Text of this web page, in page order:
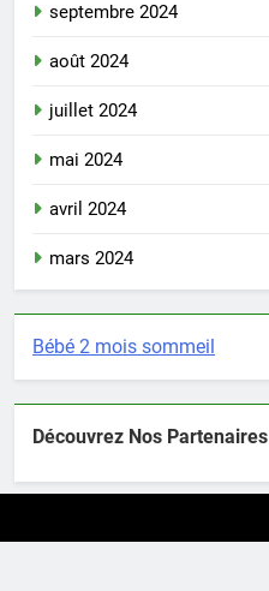
septembre 2024
août 2024
juillet 2024
mai 2024
avril 2024
mars 2024
Bébé 2 mois sommeil
Découvrez Nos Partenaires